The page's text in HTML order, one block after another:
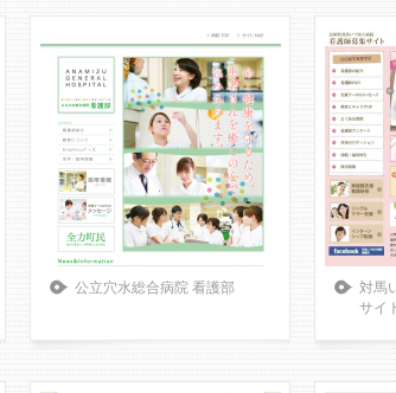
公立穴水総合病院 看護部
対馬
サイ